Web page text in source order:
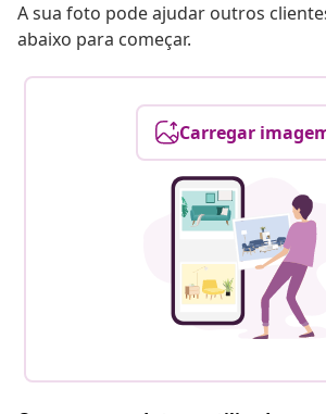
A sua foto pode ajudar outros
abaixo para começar.
Carregar